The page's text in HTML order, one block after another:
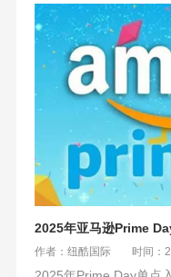
2025年亚马逊Prime
作者：纽酷国际 时间：